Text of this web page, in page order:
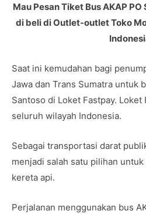
Mau Pesan Tiket Bus AKAP
di beli di Outlet-outlet Toko
Saat ini kemudahan bagi
Jawa dan Trans Sumatra untuk
Santoso di Loket Fastpay.
seluruh wilayah Indonesia.
Sebagai transportasi darat
menjadi salah satu pilihan
kereta api.
Perjalanan menggunakan bus